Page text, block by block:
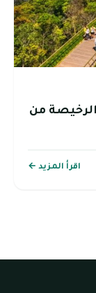
من
اقرأ المزيد ←